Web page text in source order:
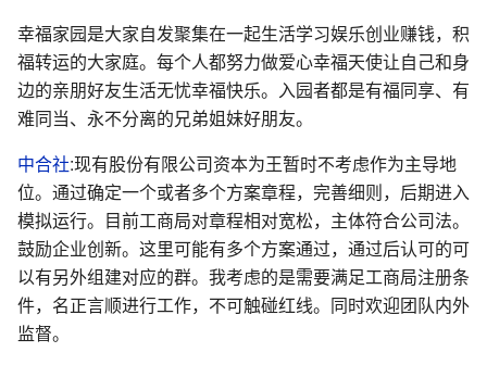
幸福家园是大家自发聚集在一起生活学习娱乐创业赚钱，积
福转运的大家庭。每个人都努力做爱心幸福天使让自己和身
边的亲朋好友生活无忧幸福快乐。入园者都是有福同享、有
难同当、永不分离的兄弟姐妹好朋友。
中合社:现有股份有限公司资本为王暂时不考虑作为主导地
位。通过确定一个或者多个方案章程，完善细则，后期进入
模拟运行。目前工商局对章程相对宽松，主体符合公司法。
鼓励企业创新。这里可能有多个方案通过，通过后认可的可
以有另外组建对应的群。我考虑的是需要满足工商局注册条
件，名正言顺进行工作，不可触碰红线。同时欢迎团队内外
监督。